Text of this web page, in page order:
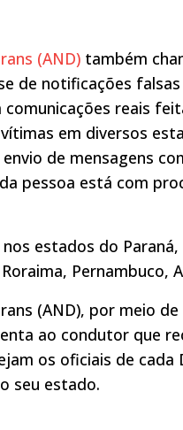
(AND) também
de notificações
reais
em diversos
de mensagens
pessoa está com
estados do
Pernambuco,
(AND), por meio
ao condutor que
os oficiais de
seu estado.